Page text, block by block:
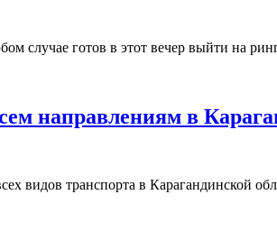
случае готов в этот вечер выйти на
направлениям в
видов транспорта в Карагандинской